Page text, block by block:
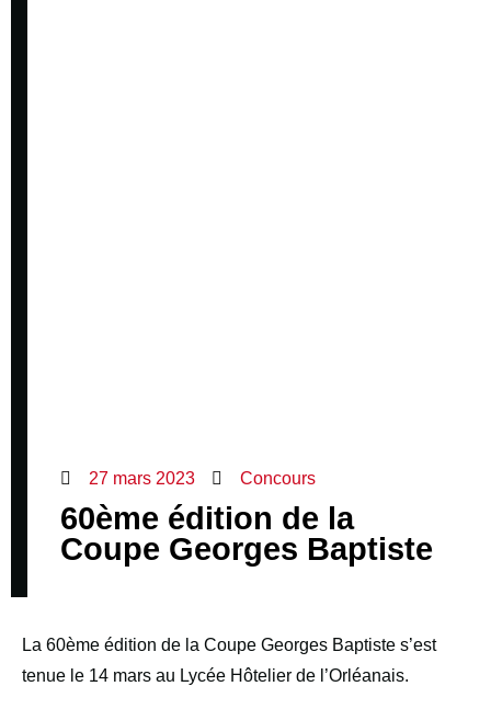
27 mars 2023 Concours
60ème édition de la
Coupe Georges Baptiste
La 60ème édition de la Coupe Georges Baptiste s’est
tenue le 14 mars au Lycée Hôtelier de l’Orléanais.